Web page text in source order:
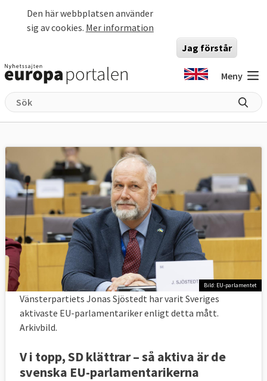
Den här webbplatsen använder
sig av cookies. Mer information
Jag förstår
Meny
Bild: EU-parlamentet
Vänsterpartiets Jonas Sjöstedt har varit Sveriges
aktivaste EU-parlamentariker enligt detta mått.
Arkivbild.
V i topp, SD klättrar – så aktiva är de
svenska EU-parlamentarikerna